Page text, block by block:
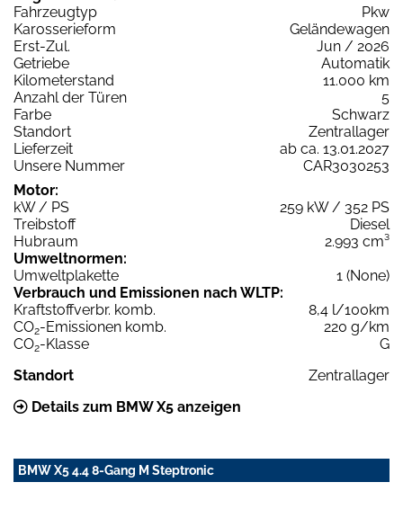
Fahrzeugtyp
Pkw
Karosserieform
Geländewagen
Erst-Zul.
Jun / 2026
Getriebe
Automatik
Kilometerstand
11.000 km
Anzahl der Türen
5
Farbe
Schwarz
Standort
Zentrallager
Lieferzeit
ab ca. 13.01.2027
Unsere Nummer
CAR3030253
Motor:
kW / PS
259 kW / 352 PS
Treibstoff
Diesel
Hubraum
2.993 cm³
Umweltnormen:
Umweltplakette
1 (None)
Verbrauch und Emissionen nach WLTP:
Kraftstoffverbr. komb.
8,4 l/100km
CO2-Emissionen komb.
220 g/km
CO2-Klasse
G
Standort
Zentrallager
Details zum BMW X5 anzeigen
BMW X5 4.4 8-Gang M Steptronic